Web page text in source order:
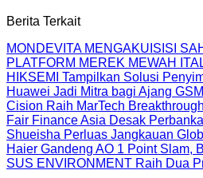
Berita Terkait
MONDEVITA MENGAKUISISI
PLATFORM MEREK MEWAH
HIKSEMI Tampilkan Solusi
Huawei Jadi Mitra bagi Ajang
Cision Raih MarTech
Fair Finance Asia Desak
Shueisha Perluas Jangkauan
Haier Gandeng AO 1 Point Slam,
SUS ENVIRONMENT Raih Dua